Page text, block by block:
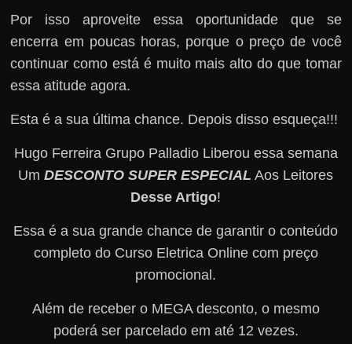
Por isso aproveite essa oportunidade que se
encerra em poucas horas, porque o preço de você
continuar como está é muito mais alto do que tomar
essa atitude agora.
Esta é a sua última chance. Depois disso esqueça!!!
Hugo Ferreira Grupo Palladio Liberou essa semana
UmDESCONTO SUPER ESPECIAL Aos Leitores
Desse Artigo!
Essa é a sua grande chance de garantir o conteúdo
completo do Curso Eletrica Online com preço
promocional.
Além de receber o MEGA desconto, o mesmo
poderá ser parcelado em até 12 vezes.